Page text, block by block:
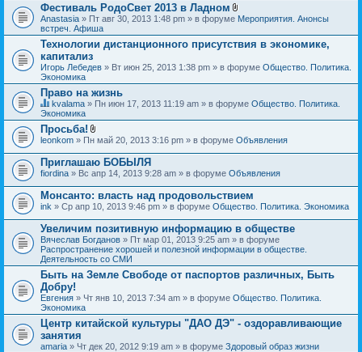
Фестиваль РодоСвет 2013 в Ладном
В
о
ж
н
и
я
Anastasia » Пт авг 30, 2013 1:48 pm » в форуме Мероприятия. Анонсы
встреч. Афиша
Технологии дистанционного присутствия в экономике,
капитализ
Игорь Лебедев » Вт июн 25, 2013 1:38 pm » в форуме Общество. Политика.
Экономика
Право на жизнь
Д
а
н
н
я
т
е
м
а
с
о
д
е
р
ж
и
т
о
п
р
о
с
.
kvalama » Пн июн 17, 2013 11:19 am » в форуме Общество. Политика.
Экономика
Просьба!
В
о
ж
е
н
и
я
leonkom » Пн май 20, 2013 3:16 pm » в форуме Объявления
Приглашаю БОБЫЛЯ
fiordina » Вс апр 14, 2013 9:28 am » в форуме Объявления
Монсанто: власть над продовольствием
ink » Ср апр 10, 2013 9:46 pm » в форуме Общество. Политика. Экономика
Увеличим позитивную информацию в обществе
Вячеслав Богданов » Пт мар 01, 2013 9:25 am » в форуме
Распространение хорошей и полезной информации в обществе.
Деятельность со СМИ
Быть на Земле Свободе от паспортов различных, Быть
Добру!
Евгения » Чт янв 10, 2013 7:34 am » в форуме Общество. Политика.
Экономика
Центр китайской культуры "ДАО ДЭ" - оздоравливающие
занятия
amaria » Чт дек 20, 2012 9:19 am » в форуме Здоровый образ жизни